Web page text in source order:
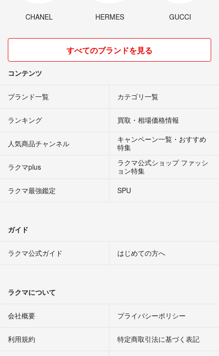
CHANEL HERMES GUCCI
すべてのブランドを見る
コンテンツ
ブランド一覧 カテゴリ一覧
ランキング 買取・相場価格情報
人気商品チャンネル
キャンペーン一覧・おすすめ
特集
ラクマplus
ラクマ公式ショップ ファッシ
ョン特集
ラクマ最強鑑定
SPU
ガイド
ラクマ公式ガイド はじめての方へ
ラクマについて
会社概要 プライバシーポリシー
利用規約 特定商取引法に基づく表記